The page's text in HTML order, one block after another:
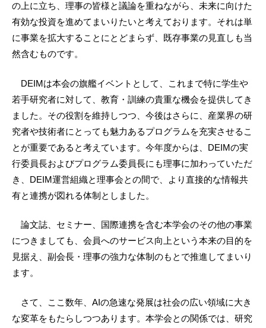
の上に立ち、理事の皆様と議論を重ねながら、未来に向けた
有効な投資を進めてまいりたいと考えております。それは単
に事業を拡大することにとどまらず、既存事業の見直しも当
然含むものです。
DEIMは本会の旗艦イベントとして、これまで特に学生や
若手研究者に対して、教育・訓練の貴重な機会を提供してき
ました。その役割を維持しつつ、今後はさらに、産業界の研
究者や技術者にとっても魅力あるプログラムを充実させるこ
とが重要であると考えています。今年度からは、DEIMの実
行委員長およびプログラム委員長にも理事に加わっていただ
き、DEIM運営組織と理事会との間で、より直接的な情報共
有と連携が図れる体制としました。
論文誌、セミナー、国際連携を含む本学会のその他の事業
につきましても、会員へのサービス向上という本来の目的を
見据え、副会長・理事の強力な体制のもとで推進してまいり
ます。
さて、ここ数年、AIの急速な発展は社会の広い領域に大き
な変革をもたらしつつあります。本学会との関係では、研究